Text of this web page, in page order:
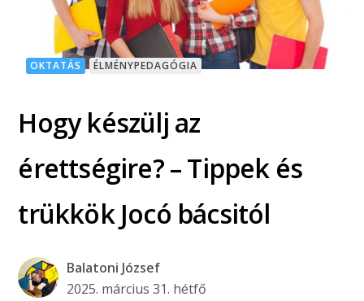
OKTATÁS ÉLMÉNYPEDAGÓGIA
Hogy készülj az
érettségire? – Tippek és
trükkök Jocó bácsitól
Balatoni József
2025. március 31. hétfő